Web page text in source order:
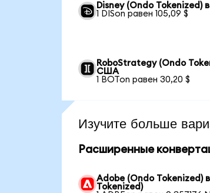
Disney (Ondo
1 DISon равен 105,09 $
RoboStrategy (Ondo
США
1 BOTon равен 30,20 $
Изучите больше
Расширенные
Adobe (Ondo Tokenized)
Tokenized)